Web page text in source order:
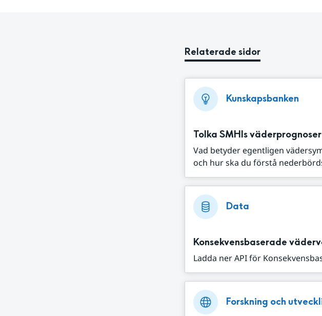
Relaterade sidor
Kunskapsbanken
Tolka SMHIs väderprognoser
Vad betyder egentligen
och hur ska du förstå
Data
Konsekvensbaserade
Ladda ner API för
Forskning och